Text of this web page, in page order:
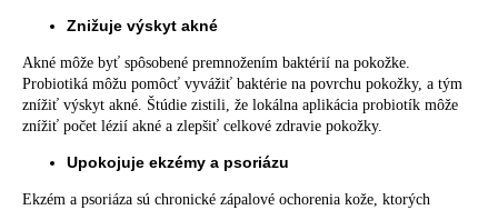
Znižuje výskyt akné
Akné môže byť spôsobené premnožením baktérií na pokožke.
Probiotiká môžu pomôcť vyvážiť baktérie na povrchu pokožky, a tým
znížiť výskyt akné. Štúdie zistili, že lokálna aplikácia probiotík môže
znížiť počet lézií akné a zlepšiť celkové zdravie pokožky.
Upokojuje ekzémy a psoriázu
Ekzém a psoriáza sú chronické zápalové ochorenia kože, ktorých